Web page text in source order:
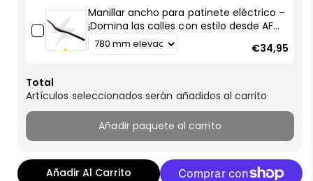
Manillar ancho para patinete eléctrico –
¡Domina las calles con estilo desde AF
SCOOTERS!
€34,95
Total
Artículos seleccionados serán añadidos al carrito
Añadir paquete al carrito
Añadir Al Carrito